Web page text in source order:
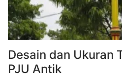
Desain dan Ukuran
PJU Antik